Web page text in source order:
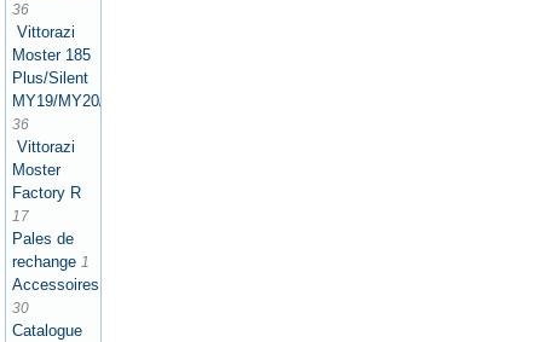
36
Vittorazi
Moster 185
Plus/Silent
MY19/MY20/MY21/MY22/MY25
36
Vittorazi
Moster
Factory R
17
Pales de
rechange 1
Accessoires
30
Catalogue